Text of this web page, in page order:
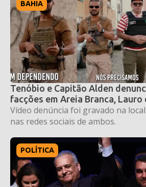
BAHIA
Tenóbio e Capitão Alden
facções em Areia Branca, Lauro
Vídeo denúncia foi gravado na
nas redes sociais de ambos.
POLÍTICA